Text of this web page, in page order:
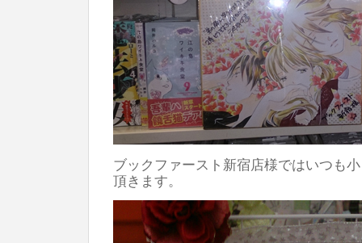
ブックファースト新宿店様ではいつも
頂きます。